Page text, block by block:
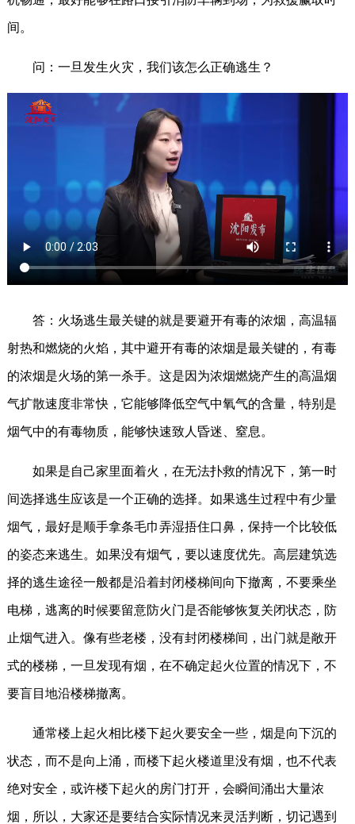
间。
问：一旦发生火灾，我们该怎么正确逃生？
答：火场逃生最关键的就是要避开有毒的浓烟，高温辐
射热和燃烧的火焰，其中避开有毒的浓烟是最关键的，有毒
的浓烟是火场的第一杀手。这是因为浓烟燃烧产生的高温烟
气扩散速度非常快，它能够降低空气中氧气的含量，特别是
烟气中的有毒物质，能够快速致人昏迷、窒息。
如果是自己家里面着火，在无法扑救的情况下，第一时
间选择逃生应该是一个正确的选择。如果逃生过程中有少量
烟气，最好是顺手拿条毛巾弄湿捂住口鼻，保持一个比较低
的姿态来逃生。如果没有烟气，要以速度优先。高层建筑选
择的逃生途径一般都是沿着封闭楼梯间向下撤离，不要乘坐
电梯，逃离的时候要留意防火门是否能够恢复关闭状态，防
止烟气进入。像有些老楼，没有封闭楼梯间，出门就是敞开
式的楼梯，一旦发现有烟，在不确定起火位置的情况下，不
要盲目地沿楼梯撤离。
通常楼上起火相比楼下起火要安全一些，烟是向下沉的
状态，而不是向上涌，而楼下起火楼道里没有烟，也不代表
绝对安全，或许楼下起火的房门打开，会瞬间涌出大量浓
烟，所以，大家还是要结合实际情况来灵活判断，切记遇到